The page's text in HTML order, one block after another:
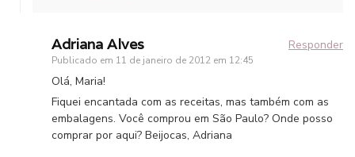
Adriana Alves
Publicado em 11 de janeiro de 2012 em 12:45
Responder
Olá, Maria!
Fiquei encantada com as receitas, mas também com as
embalagens. Você comprou em São Paulo? Onde posso
comprar por aqui? Beijocas, Adriana